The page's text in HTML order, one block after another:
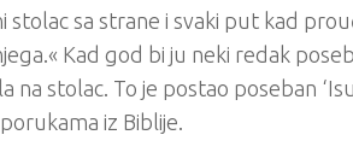
stolac sa strane i svaki put kad
Kad god bi ju neki redak
na stolac. To je postao poseban
iz Biblije.